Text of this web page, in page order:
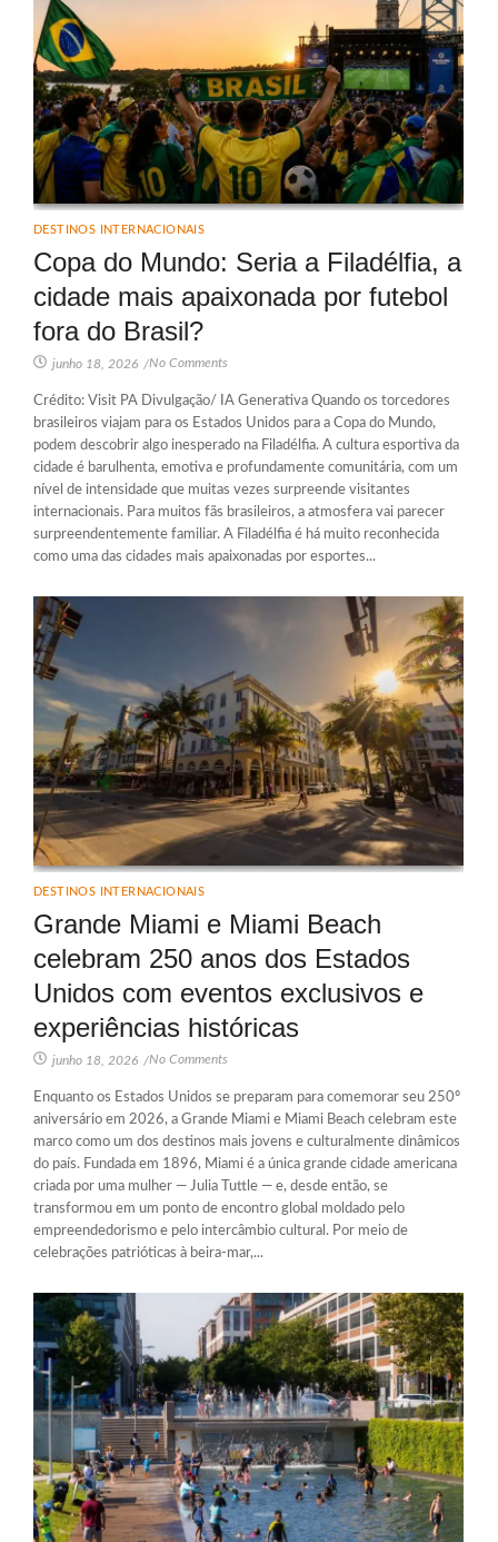
DESTINOS INTERNACIONAIS
Copa do Mundo: Seria a Filadélfia, a
cidade mais apaixonada por futebol
fora do Brasil?
junho 18, 2026 /No Comments
Crédito: Visit PA Divulgação/ IA Generativa Quando os torcedores
brasileiros viajam para os Estados Unidos para a Copa do Mundo,
podem descobrir algo inesperado na Filadélfia. A cultura esportiva da
cidade é barulhenta, emotiva e profundamente comunitária, com um
nível de intensidade que muitas vezes surpreende visitantes
internacionais. Para muitos fãs brasileiros, a atmosfera vai parecer
surpreendentemente familiar. A Filadélfia é há muito reconhecida
como uma das cidades mais apaixonadas por esportes...
DESTINOS INTERNACIONAIS
Grande Miami e Miami Beach
celebram 250 anos dos Estados
Unidos com eventos exclusivos e
experiências históricas
junho 18, 2026 /No Comments
Enquanto os Estados Unidos se preparam para comemorar seu 250º
aniversário em 2026, a Grande Miami e Miami Beach celebram este
marco como um dos destinos mais jovens e culturalmente dinâmicos
do país. Fundada em 1896, Miami é a única grande cidade americana
criada por uma mulher — Julia Tuttle — e, desde então, se
transformou em um ponto de encontro global moldado pelo
empreendedorismo e pelo intercâmbio cultural. Por meio de
celebrações patrióticas à beira-mar,...